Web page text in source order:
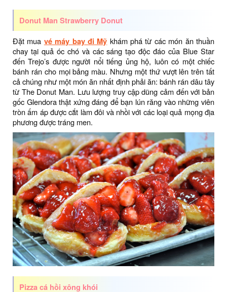
Donut Man Strawberry Donut
Đặt mua vé máy bay đi Mỹ khám phá từ các món ăn thuần
chay tại quả óc chó và các sáng tạo độc đáo của Blue Star
đến Trejo’s được người nổi tiếng ủng hộ, luôn có một chiếc
bánh rán cho mọi bảng màu. Nhưng một thứ vượt lên trên tất
cả chúng như một món ăn nhất định phải ăn: bánh rán dâu tây
từ The Donut Man. Lưu lượng truy cập dũng cảm đến với bản
gốc Glendora thật xứng đáng để bạn lún răng vào những viên
tròn ấm áp được cắt làm đôi và nhồi với các loại quả mọng địa
phương được tráng men.
Pizza cá hồi xông khói